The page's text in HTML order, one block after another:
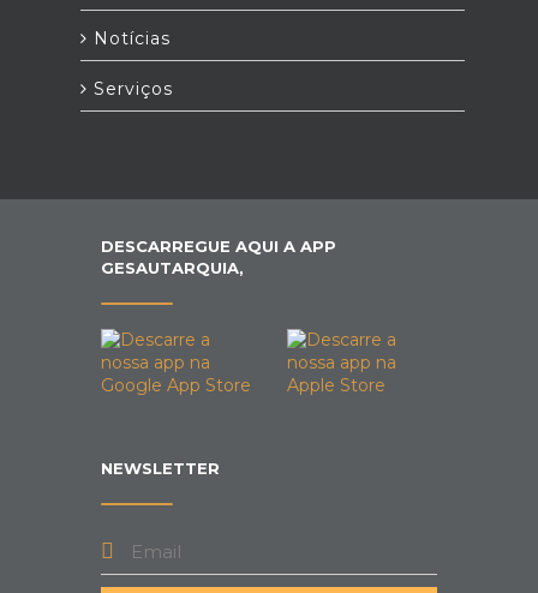
Notícias
Serviços
DESCARREGUE AQUI A APP
GESAUTARQUIA,
NEWSLETTER